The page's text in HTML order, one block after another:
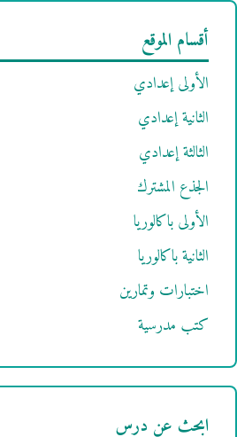
أقسام الموقع
الأولى إعدادي
الثانية إعدادي
الثالثة إعدادي
الجذع المشترك
الأولى باكالوريا
الثانية باكالوريا
اختبارات وتمارين
كتب مدرسية
ابحث عن درس